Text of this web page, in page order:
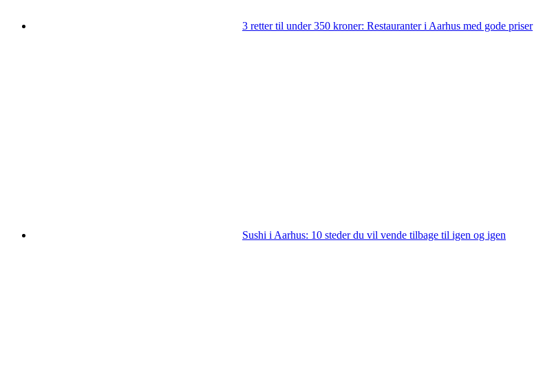
3 retter til under 350 kroner: Restauranter i Aarhus med gode priser
Sushi i Aarhus: 10 steder du vil vende tilbage til igen og igen